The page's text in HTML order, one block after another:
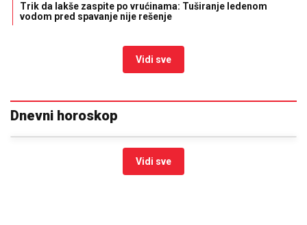
Trik da lakše zaspite po vrućinama: Tuširanje ledenom
vodom pred spavanje nije rešenje
Vidi sve
Dnevni horoskop
Vidi sve